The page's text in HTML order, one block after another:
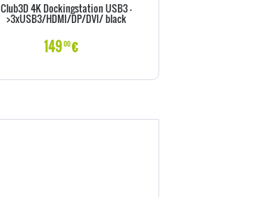
Club3D 4K Dockingstation USB3 -
>3xUSB3/HDMI/DP/DVI/ black
14900€